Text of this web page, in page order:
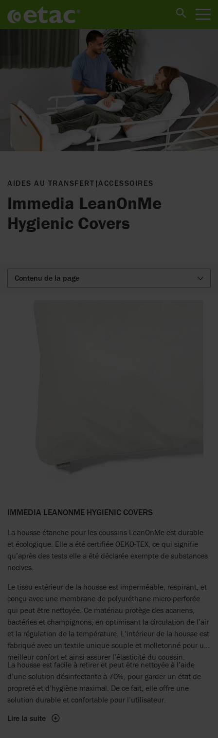
AIDES AU TRANSFERT |ACCESSOIRES
Immedia LeanOnMe
Hygienic Covers
Contenu de la page
IMMEDIA LEANONME HYGIENIC COVERS
La housse étanche pour les coussins LeanOnMe est durable
et écologique. Elle a été certifiée OEKO-TEX, ce qui signifie
qu’après des tests elle a été déclarée exempte de substances
nocives.
Le tissu extérieur de la housse est imperméable, respirant, et
conçu avec une membrane de polyuréthane micro-perforée
qui peut être nettoyée. Ce matériau protège des acariens,
bactéries et champignons, en optimisant la circulation de l’air
et la régulation de la température. L’intérieur de la housse est
fabriqué avec un textile unique souple et molletonné pour un
meilleur confort et ainsi assurer l’élasticité du coussin.
La housse est facile à retirer et peut être nettoyée à l’aide
d’une solution désinfectante à 70%, pour garder un état de
propreté et d’hygiène maximal. De ce fait, elle offre une
solution durable et confortable pour l’utilisateur.
Lire la suite